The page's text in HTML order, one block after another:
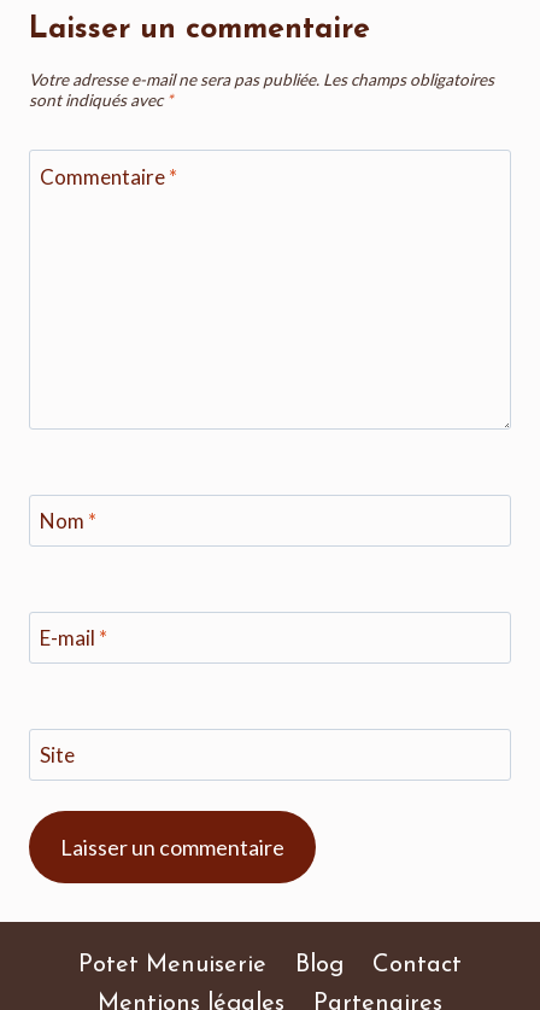
Laisser un commentaire
Votre adresse e-mail ne sera pas publiée. Les champs obligatoires
sont indiqués avec*
Commentaire*
Nom *
E-mail *
Site
Potet Menuiserie Blog
Contact
Mentions légales
Partenaires